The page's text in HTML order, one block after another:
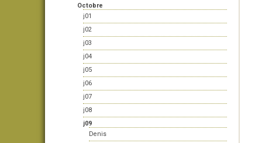
Octobre
j01
j02
j03
j04
j05
j06
j07
j08
j09
Denis